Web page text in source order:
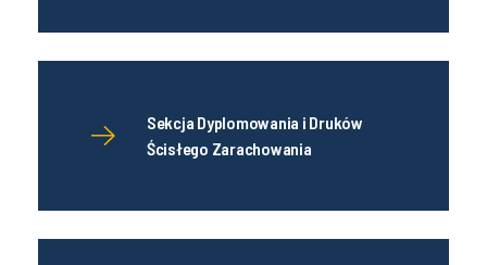
Sekcja Dyplomowania i Druków
Ścisłego Zarachowania